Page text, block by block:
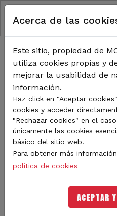
Pasar al contenido principal
RUTA DE
El Campeonato de España de Velocidad
horas de acción en pista
El
de Velocidad
MotorLand
horas de
Acerca de las
Este sitio, propiedad de
utiliza cookies propias y
mejorar la usabilidad de
información.
Haz click en "Aceptar
cookies y acceder
"Rechazar cookies" en el
únicamente las cookies
básico del sitio web.
Para obtener más
política de cookies
ACEPTAR